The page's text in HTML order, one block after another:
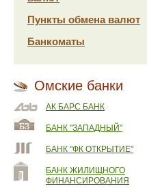
Пункты обмена валют
Банкоматы
Омские банки
АК БАРС БАНК
БАНК "ЗАПАДНЫЙ"
БАНК "ФК ОТКРЫТИЕ"
БАНК ЖИЛИЩНОГО
ФИНАНСИРОВАНИЯ